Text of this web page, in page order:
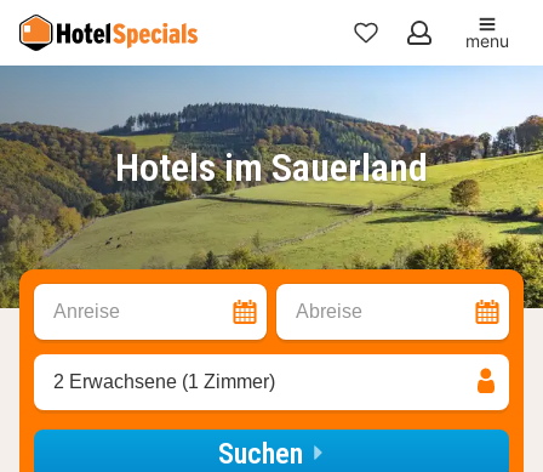
Meine
menu
Hotels im Sauerland
Anreise Abreise
2 Erwachsene (1 Zimmer)
Suchen